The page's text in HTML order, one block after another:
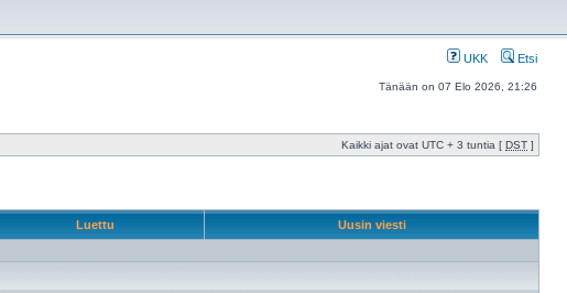
UKK Etsi
Tänään on 07 Elo 2026, 21:26
Kaikki ajat ovat UTC + 3 tuntia [ DST ]
Luettu Uusin viesti